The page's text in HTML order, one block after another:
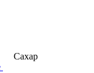
Сахар